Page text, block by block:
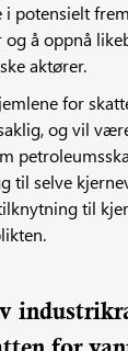
i potensielt
å oppnå
aktører.
for
og vil
til selve
til